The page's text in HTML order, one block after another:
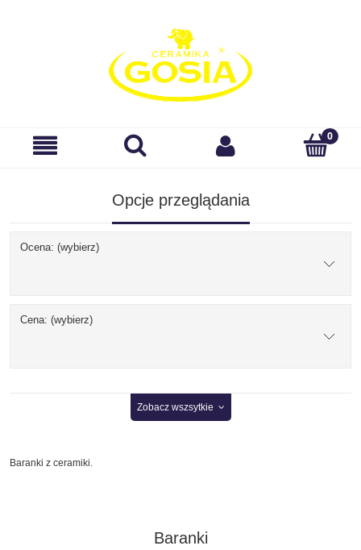
Opcje przeglądania
Ocena: (wybierz)
Cena: (wybierz)
Zobacz wszsytkie
Baranki z ceramiki.
Baranki